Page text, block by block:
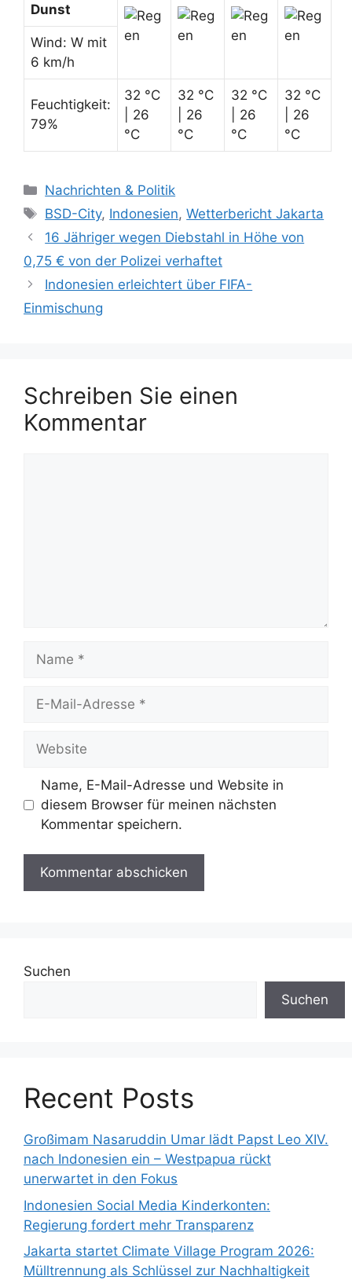
Dunst
Wind: W mit
6 km/h
Feuchtigkeit:
79%
32 °C
| 26
°C
32 °C
| 26
°C
32 °C
| 26
°C
32 °C
| 26
°C
Kategorien
Nachrichten & Politik
Schlagwörter
BSD-City, Indonesien,Wetterbericht Jakarta
16 Jähriger wegen Diebstahl in Höhe von
0,75 € von der Polizei verhaftet
Indonesien erleichtert über FIFA-
Einmischung
Schreiben Sie einen
Kommentar
Mail-
Name, E-Mail-Adresse und Website in
diesem Browser für meinen nächsten
Kommentar speichern.
Suchen
Suchen
Recent Posts
Großimam Nasaruddin Umar lädt Papst Leo XIV.
nach Indonesien ein – Westpapua rückt
unerwartet in den Fokus
Indonesien Social Media Kinderkonten:
Regierung fordert mehr Transparenz
Jakarta startet Climate Village Program 2026:
Mülltrennung als Schlüssel zur Nachhaltigkeit